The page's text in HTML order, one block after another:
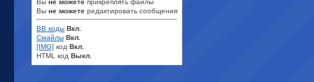
Вы не можете прикреплять файлы
Вы не можете редактировать сообщения
BB коды Вкл.
Смайлы Вкл.
[IMG] код Вкл.
HTML код Выкл.